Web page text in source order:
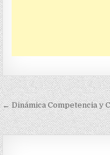
Navegación
de
entradas
← Dinámica Competencia y